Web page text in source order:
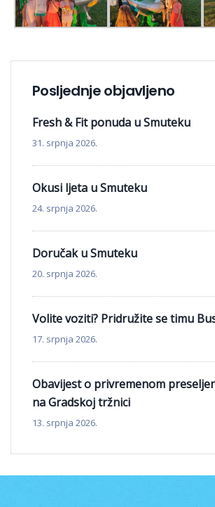
Posljednje objavljeno
Fresh & Fit ponuda u Smuteku
31. srpnja 2026.
Okusi ljeta u Smuteku
24. srpnja 2026.
Doručak u Smuteku
20. srpnja 2026.
Volite voziti? Pridružite se timu
17. srpnja 2026.
Obavijest o privremenom
na Gradskoj tržnici
13. srpnja 2026.